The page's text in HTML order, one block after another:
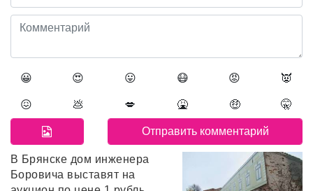
😀 😍 😛 😷 😡 👿
😖 💩 💋 🤮 🤑 🤫
В Брянске дом инженера
Боровича выставят на